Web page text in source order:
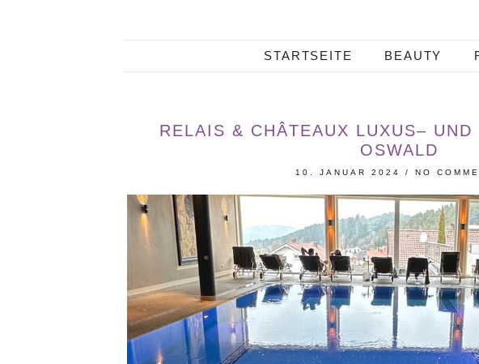
STARTSEITE BEAUTY
RELAIS & CHÂTEAUX LUXUS– UND
OSWALD
10. JANUAR 2024 /NO